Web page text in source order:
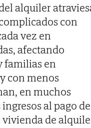
alquiler
con
vez en
afectando
familias en
con menos
en muchos
al pago de
vivienda de